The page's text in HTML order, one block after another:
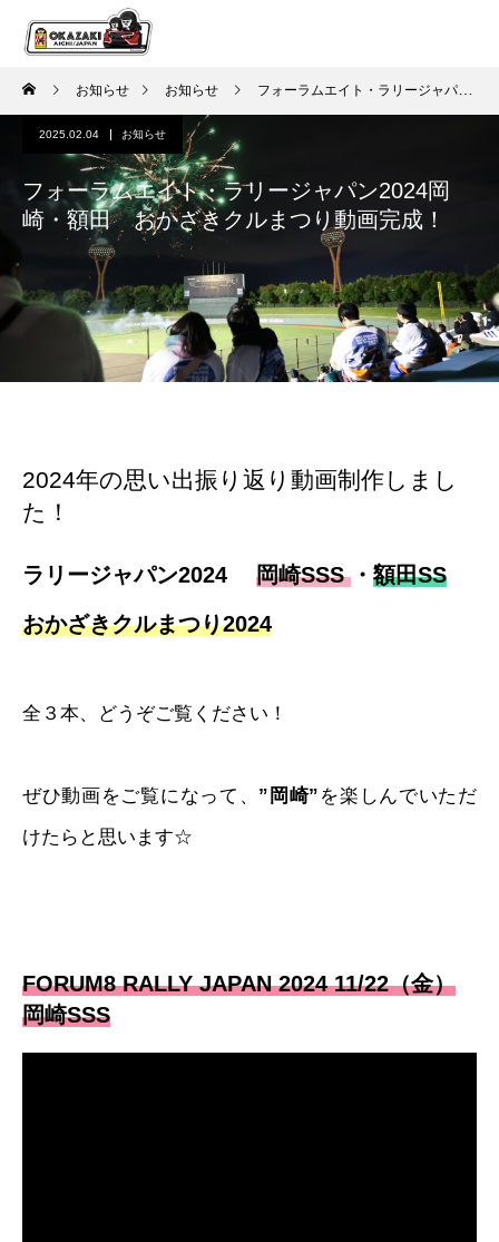
お知らせ お知らせ フォーラムエイト・ラリージャパン2024岡崎・額田 おかざきクルまつり動画完成！
2025.02.04 お知らせ
フォーラムエイト・ラリージャパン2024岡
崎・額田 おかざきクルまつり動画完成！
2024年の思い出振り返り動画制作しまし
た！
ラリージャパン2024 岡崎SSS ・ 額田SS
おかざきクルまつり2024
全３本、どうぞご覧ください！
ぜひ動画をご覧になって、 ”岡崎” を楽しんでいただ
けたらと思います☆
FORUM8 RALLY JAPAN 2024 11/22（金）
岡崎SSS